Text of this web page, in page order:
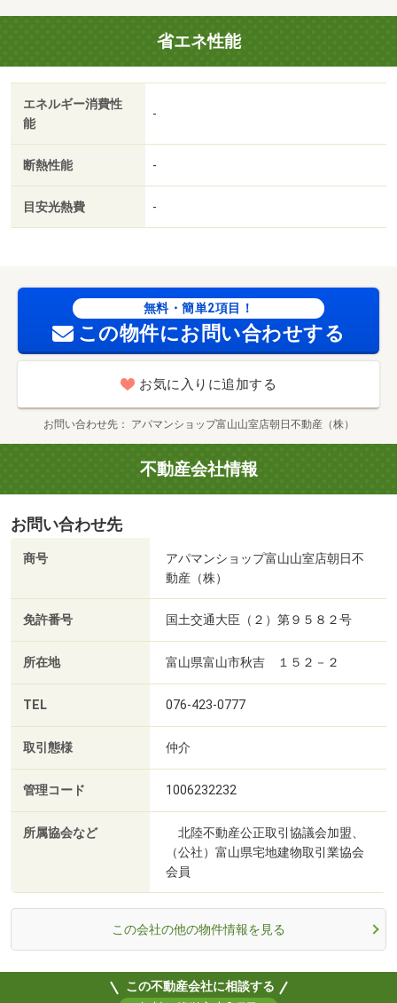
ロゼット／フローリング／シャワー付洗面台／ＴＶインタ
ーホン／浴室乾燥機／室内洗濯置／シューズボックス／追
焚機能浴室／温水洗浄便座／洗面所独立／洗面化粧台／駐
輪場／最上階／敷金不要／対面式キッチン／照明付／オー
トバス／保証人不要／物置／複層ガラス／サンルーム／２
駅利用可／駅徒歩５分以内／駅徒歩１０分以内／プロパン
／ＩＴ重説 対応物件／家賃カード決済可／スギ薬局 富
山小杉店（ドラッグストア）まで３６８ｍ／桜井病院（病
院）まで３９６ｍ／富山県立富山南高校（高校・高専）ま
局（ドラッグストア）まで１０２４ｍ/賃貸戸数:4戸
省エネ性能
エネルギー消費性
能
-
断熱性能 -
目安光熱費 -
無料・簡単2項目！
この物件にお問い合わせする
お気に入りに追加する
お問い合わせ先 アパマンショップ富山山室店朝日不動産（株）
不動産会社情報
お問い合わせ先
商号
アパマンショップ富山山室店朝日不
動産（株）
免許番号 国土交通大臣（２）第９５８２号
所在地 富山県富山市秋吉 １５２－２
TEL 076-423-0777
取引態様 仲介
管理コード 1006232232
所属協会など
北陸不動産公正取引協議会加盟、
（公社）富山県宅地建物取引業協会
会員
この会社の他の物件情報を見る
この不動産会社に相談する